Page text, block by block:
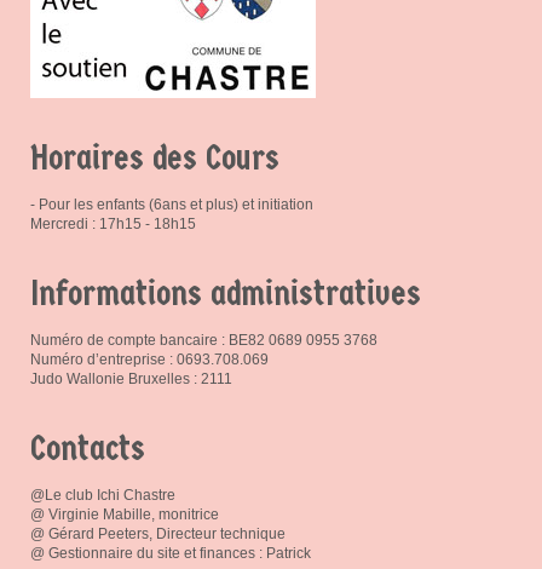
Horaires des Cours
- Pour les enfants (6ans et plus) et initiation
Mercredi : 17h15 - 18h15
Informations administratives
Numéro de compte bancaire : BE82 0689 0955 3768
Numéro d’entreprise : 0693.708.069
Judo Wallonie Bruxelles : 2111
Contacts
@Le club Ichi Chastre
@ Virginie Mabille, monitrice
@ Gérard Peeters, Directeur technique
@ Gestionnaire du site et finances : Patrick